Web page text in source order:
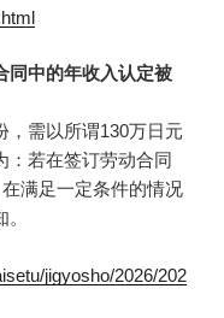
同中的年收入认定被
，需以所谓130万日元
：若在签订劳动合同
满足一定条件的情况
jigyosho/2026/202